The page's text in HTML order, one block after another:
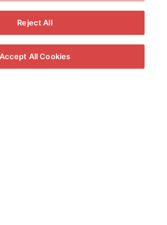
Reject All
Accept All Cookies